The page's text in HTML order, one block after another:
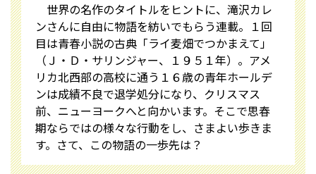
世界の名作のタイトルをヒントに、滝沢カレ
ンさんに自由に物語を紡いでもらう連載。１回
目は青春小説の古典「ライ麦畑でつかまえて」
（Ｊ・Ｄ・サリンジャー、１９５１年）。アメ
リカ北西部の高校に通う１６歳の青年ホールデ
ンは成績不良で退学処分になり、クリスマス
前、ニューヨークへと向かいます。そこで思春
期ならではの様々な行動をし、さまよい歩きま
す。さて、この物語の一歩先は？